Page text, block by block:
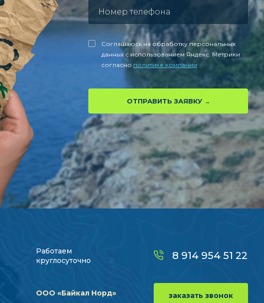
Соглашаюсь на обработку персональных
данных с использованием Яндекс. Метрики
согласно политике компании
ОТПРАВИТЬ ЗАЯВКУ
Работаем
круглосуточно
ООО «Байкал Норд»
8 914 954 51 22
заказать звонок